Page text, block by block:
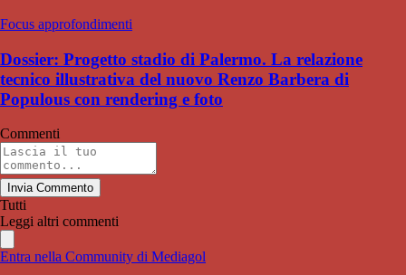
Focus approfondimenti
Dossier: Progetto stadio di Palermo. La relazione
tecnico illustrativa del nuovo Renzo Barbera di
Populous con rendering e foto
Commenti
Invia Commento
Tutti
Leggi altri commenti
Entra nella Community di Mediagol